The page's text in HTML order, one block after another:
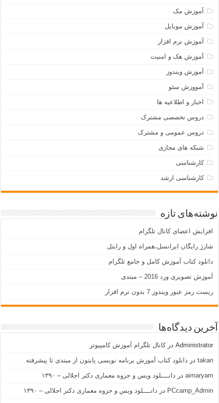
آموزش مک
آموزش موبایل
آموزش نرم افزار
آموزش هک و امنیت
آموزش ویندوز
آمووزش سئو
اخبار و اطلاعیه ها
دروس تخصصی مشترک
دروس عمومی و مشترک
شبکه های مجازی
کارشناسی
کارشناسی ارشد
نوشته‌های تازه
افزایش اعضای کانال تلگرام
شارژ رایگان ایرانسل،همراه اول و رایتل
دانلود کتاب آموزش کامل و جامع تلگرام
آموزش تصویری ورد 2016 – مبتدی
ریست رمز عبور ویندوز 7 بدون نرم افزار
آخرین دیدگاه‌ها
Administrator درکانال تلگرام آموزش کامپیوتر
takan در دانلود کتاب آموزش برنامه نویسی پایتون از مبتدی تا پیشرفته
aimaryam در دانــــلود ویس و جزوه معماری دکتر اجلالی – ۱۳۹۰
PCcamp_Admin در دانــــلود ویس و جزوه معماری دکتر اجلالی – ۱۳۹۰